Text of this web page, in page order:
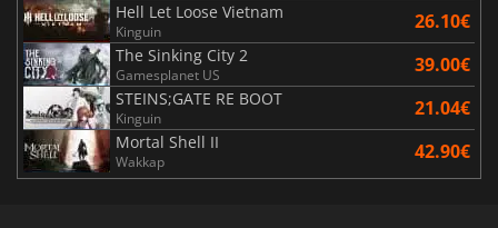
Hell Let Loose Vietnam
Kinguin 26.10€
The Sinking City 2
Gamesplanet US 39.00€
STEINS;GATE RE BOOT
Kinguin 21.04€
Mortal Shell II
Wakkap 42.90€